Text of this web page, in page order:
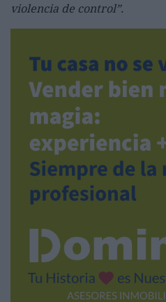
violencia de control”.